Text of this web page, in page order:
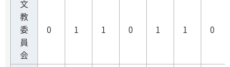
文
教
委
員
会
0 1 1 0 1 1 0